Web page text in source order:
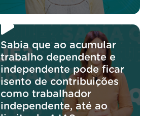
Sabia que ao acumular
trabalho dependente e
independente pode ficar
isento de contribuições
como trabalhador
independente, até ao